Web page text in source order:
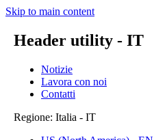
Skip to main content
Header utility - IT
Notizie
Lavora con noi
Contatti
Regione: Italia - IT